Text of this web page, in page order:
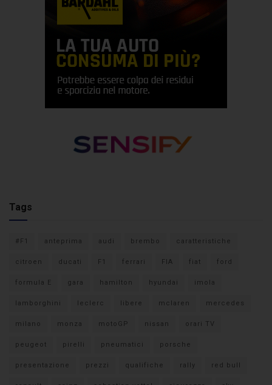
Tags
#F1 anteprima audi brembo caratteristiche
citroen ducati F1 ferrari FIA fiat ford
formula E gara hamilton hyundai imola
lamborghini leclerc libere mclaren mercedes
milano monza motoGP nissan orari TV
peugeot pirelli pneumatici porsche
presentazione prezzi qualifiche rally red bull